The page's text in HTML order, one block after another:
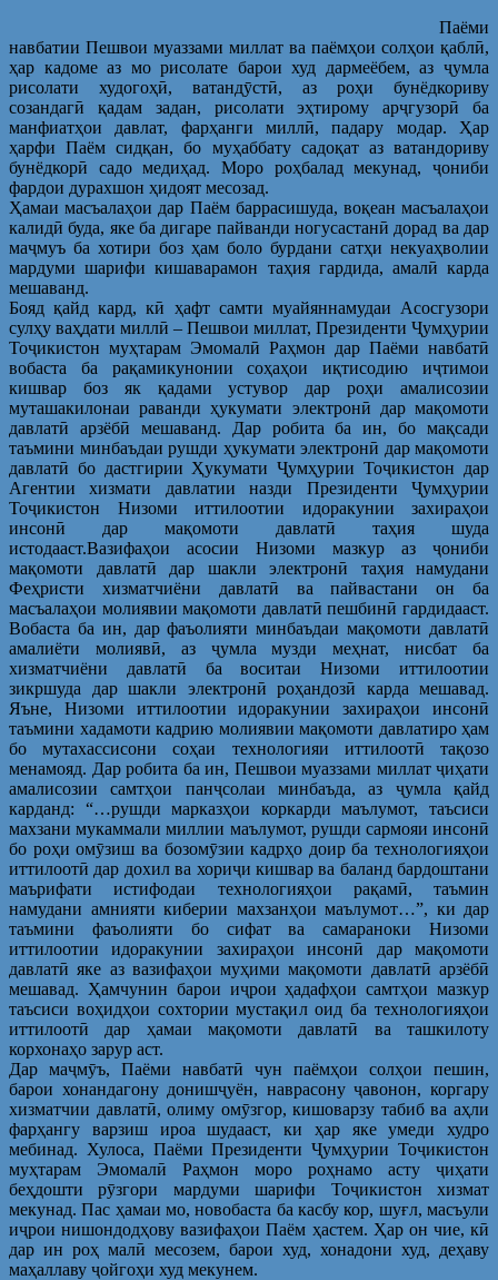
Паёми
навбатии Пешвои муаззами миллат ва паёмҳои солҳои қаблӣ,
ҳар кадоме аз мо рисолате барои худ дармеёбем, аз ҷумла
рисолати худогоҳӣ, ватандӯстӣ, аз роҳи бунёдкориву
созандагӣ қадам задан, рисолати эҳтирому арҷгузорӣ ба
манфиатҳои давлат, фарҳанги миллӣ, падару модар. Ҳар
ҳарфи Паём сидқан, бо муҳаббату садоқат аз ватандориву
бунёдкорӣ садо медиҳад. Моро роҳбалад мекунад, ҷониби
фардои дурахшон ҳидоят месозад.
Ҳамаи масъалаҳои дар Паём баррасишуда, воқеан масъалаҳои
калидӣ буда, яке ба дигаре пайванди ногусастанӣ дорад ва дар
маҷмуъ ба хотири боз ҳам боло бурдани сатҳи некуаҳволии
мардуми шарифи кишаварамон таҳия гардида, амалӣ карда
мешаванд.
Бояд қайд кард, кӣ ҳафт самти муайяннамудаи Асосгузори
сулҳу ваҳдати миллӣ – Пешвои миллат, Президенти Ҷумҳурии
Тоҷикистон муҳтарам Эмомалӣ Раҳмон дар Паёми навбатӣ
вобаста ба рақамикунонии соҳаҳои иқтисодию иҷтимои
кишвар боз як қадами устувор дар роҳи амалисозии
муташакилонаи раванди ҳукумати электронӣ дар мақомоти
давлатӣ арзёбӣ мешаванд. Дар робита ба ин, бо мақсади
таъмини минбаъдаи рушди ҳукумати электронӣ дар мақомоти
давлатӣ бо дастгирии Ҳукумати Ҷумҳурии Тоҷикистон дар
Агентии хизмати давлатии назди Президенти Ҷумҳурии
Тоҷикистон Низоми иттилоотии идоракунии захираҳои
инсонӣ дар мақомоти давлатӣ таҳия шуда
истодааст.Вазифаҳои асосии Низоми мазкур аз ҷониби
мақомоти давлатӣ дар шакли электронӣ таҳия намудани
Феҳристи хизматчиёни давлатӣ ва пайвастани он ба
масъалаҳои молиявии мақомоти давлатӣ пешбинӣ гардидааст.
Вобаста ба ин, дар фаъолияти минбаъдаи мақомоти давлатӣ
амалиёти молиявӣ, аз ҷумла музди меҳнат, нисбат ба
хизматчиёни давлатӣ ба воситаи Низоми иттилоотии
зикршуда дар шакли электронӣ роҳандозӣ карда мешавад.
Яъне, Низоми иттилоотии идоракунии захираҳои инсонӣ
таъмини хадамоти кадрию молиявии мақомоти давлатиро ҳам
бо мутахассисони соҳаи технологияи иттилоотӣ тақозо
менамояд. Дар робита ба ин, Пешвои муаззами миллат ҷиҳати
амалисозии самтҳои панҷсолаи минбаъда, аз ҷумла қайд
карданд: “…рушди марказҳои коркарди маълумот, таъсиси
махзани мукаммали миллии маълумот, рушди сармояи инсонӣ
бо роҳи омӯзиш ва бозомӯзии кадрҳо доир ба технологияҳои
иттилоотӣ дар дохил ва хориҷи кишвар ва баланд бардоштани
маърифати истифодаи технологияҳои рақамӣ, таъмин
намудани амнияти киберии махзанҳои маълумот…”, ки дар
таъмини фаъолияти бо сифат ва самараноки Низоми
иттилоотии идоракунии захираҳои инсонӣ дар мақомоти
давлатӣ яке аз вазифаҳои муҳими мақомоти давлатӣ арзёбӣ
мешавад. Ҳамчунин барои иҷрои ҳадафҳои самтҳои мазкур
таъсиси воҳидҳои сохтории мустақил оид ба технологияҳои
иттилоотӣ дар ҳамаи мақомоти давлатӣ ва ташкилоту
корхонаҳо зарур аст.
Дар маҷмӯъ, Паёми навбатӣ чун паёмҳои солҳои пешин,
барои хонандагону донишҷуён, наврасону ҷавонон, коргару
хизматчии давлатӣ, олиму омӯзгор, кишоварзу табиб ва аҳли
фарҳангу варзиш ироа шудааст, ки ҳар яке умеди худро
мебинад. Хулоса, Паёми Президенти Ҷумҳурии Тоҷикистон
муҳтарам Эмомалӣ Раҳмон моро роҳнамо асту ҷиҳати
беҳдошти рӯзгори мардуми шарифи Тоҷикистон хизмат
мекунад. Пас ҳамаи мо, новобаста ба касбу кор, шуғл, масъули
иҷрои нишондодҳову вазифаҳои Паём ҳастем. Ҳар он чие, кӣ
дар ин роҳ малӣ месозем, барои худ, хонадони худ, деҳаву
маҳаллаву ҷойгоҳи худ мекунем.